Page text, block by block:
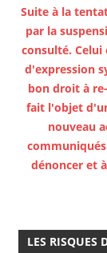
Suite à la
par la
consulté.
d'expression
bon droit à
fait l'objet
nouveau
communiqués
dénoncer et
LES RISQUES